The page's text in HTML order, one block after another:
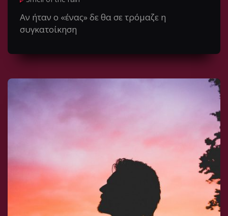
Αν ήταν ο «ένας» δε θα σε τρόμαζε η
συγκατοίκηση